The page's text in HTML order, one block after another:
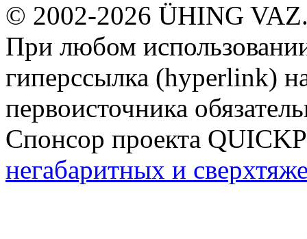
© 2002-2026 ÜHING
При любом
гиперссылка (hyperlink)
первоисточника
Спонсор проекта
негабаритных и